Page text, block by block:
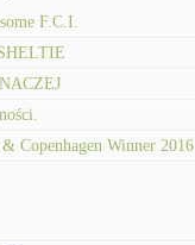
F.C.I.
Copenhagen Winner 2016